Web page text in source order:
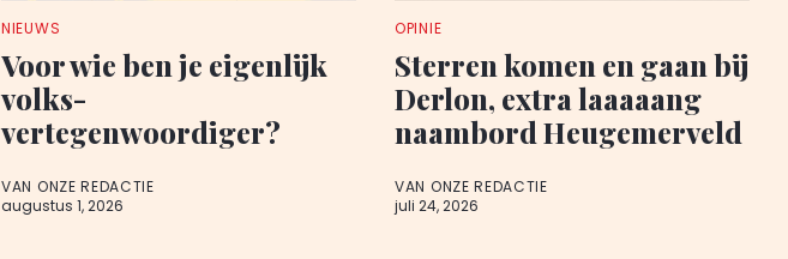
NIEUWS
Voor wie ben je eigenlijk
volks-
vertegenwoordiger?
VAN ONZE REDACTIE
augustus 1, 2026
OPINIE
Sterren komen en gaan bij
Derlon, extra laaaaang
naambord Heugemerveld
VAN ONZE REDACTIE
juli 24, 2026